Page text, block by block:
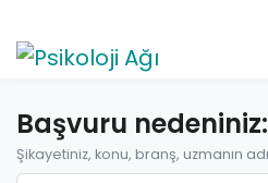
Başvuru nedeniniz:
Şikayetiniz, konu, branş, uzmanın